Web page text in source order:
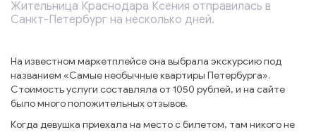
Жительница Краснодара Ксения отправилась в
Санкт-Петербург на несколько дней.
На известном маркетплейсе она выбрала экскурсию под
названием «Самые необычные квартиры Петербурга».
Стоимость услуги составляла от 1050 рублей, и на сайте
было много положительных отзывов.
Когда девушка приехала на место с билетом, там никого не